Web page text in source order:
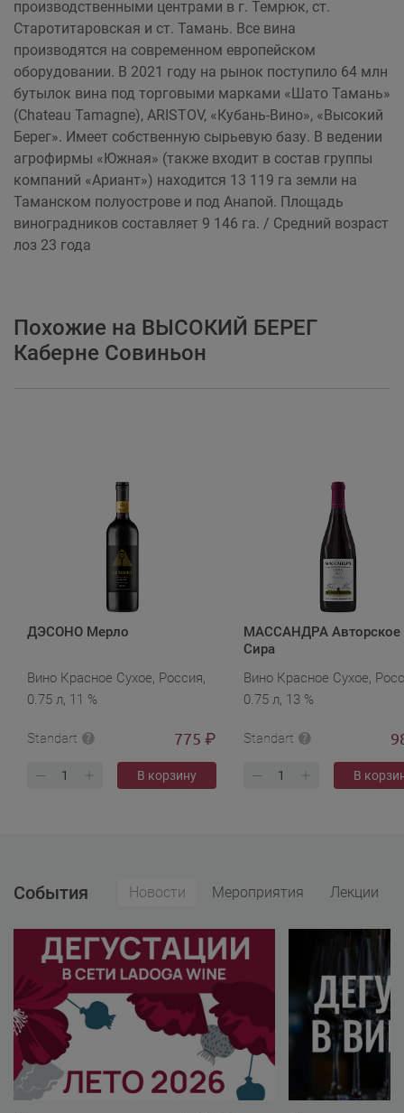
производственными центрами в г. Темрюк, ст.
Старотитаровская и ст. Тамань. Все вина
производятся на современном европейском
оборудовании. В 2021 году на рынок поступило 64 млн
бутылок вина под торговыми марками «Шато Тамань»
(Chateau Tamagne), ARISTOV, «Кубань-Вино», «Высокий
Берег». Имеет собственную сырьевую базу. В ведении
агрофирмы «Южная» (также входит в состав группы
компаний «Ариант») находится 13 119 га земли на
Таманском полуострове и под Анапой. Площадь
виноградников составляет 9 146 га. / Средний возраст
лоз 23 года
Похожие на ВЫСОКИЙ БЕРЕГ
Каберне Совиньон
ДЭСОНО Мерло
Вино Красное Сухое, Россия,
0.75 л, 11 %
Standart 775 ₽
В корзину
МАССАНДРА Авторское
Сира
Вино Красное Сухое,
0.75 л, 13 %
Standart
В
События Новости Мероприятия Лекции